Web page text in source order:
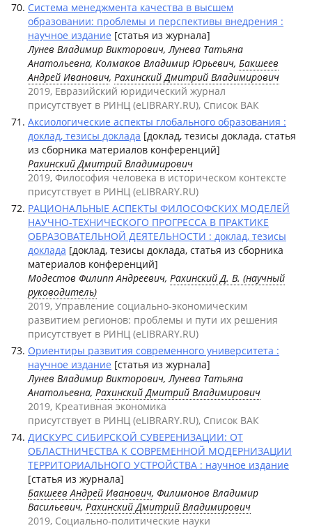
Система менеджмента качества в высшем
образовании: проблемы и перспективы внедрения :
научное издание [статья из журнала]
Лунев Владимир Викторович, Лунева Татьяна
Анатольевна, Колмаков Владимир Юрьевич, Бакшеев
Андрей Иванович, Рахинский Дмитрий Владимирович
2019, Евразийский юридический журнал
присутствует в РИНЦ (eLIBRARY.RU), Список ВАК
Аксиологические аспекты глобального образования :
доклад, тезисы доклада [доклад, тезисы доклада, статья
из сборника материалов конференций]
Рахинский Дмитрий Владимирович
2019, Философия человека в историческом контексте
присутствует в РИНЦ (eLIBRARY.RU)
РАЦИОНАЛЬНЫЕ АСПЕКТЫ ФИЛОСОФСКИХ МОДЕЛЕЙ
НАУЧНО-ТЕХНИЧЕСКОГО ПРОГРЕССА В ПРАКТИКЕ
ОБРАЗОВАТЕЛЬНОЙ ДЕЯТЕЛЬНОСТИ : доклад, тезисы
доклада [доклад, тезисы доклада, статья из сборника
материалов конференций]
Модестов Филипп Андреевич, Рахинский Д. В. (научный
руководитель)
2019, Управление социально-экономическим
развитием регионов: проблемы и пути их решения
присутствует в РИНЦ (eLIBRARY.RU)
Ориентиры развития современного университета :
научное издание [статья из журнала]
Лунев Владимир Викторович, Лунева Татьяна
Анатольевна, Рахинский Дмитрий Владимирович
2019, Креативная экономика
присутствует в РИНЦ (eLIBRARY.RU), Список ВАК
ДИСКУРС СИБИРСКОЙ СУВЕРЕНИЗАЦИИ: ОТ
ОБЛАСТНИЧЕСТВА К СОВРЕМЕННОЙ МОДЕРНИЗАЦИИ
ТЕРРИТОРИАЛЬНОГО УСТРОЙСТВА : научное издание
[статья из журнала]
Бакшеев Андрей Иванович, Филимонов Владимир
Васильевич, Рахинский Дмитрий Владимирович
2019, Социально-политические науки